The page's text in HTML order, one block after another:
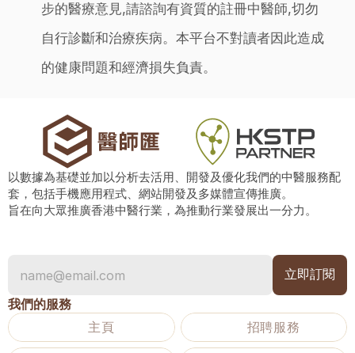
步的醫療意見,請諮詢有資質的註冊中醫師,切勿
自行診斷和治療疾病。本平台不對讀者因此造成
的健康問題和經濟損失負責。
以數據為基礎並加以分析去活用、開發及優化我們的中醫服務配
套，包括手機應用程式、網站開發及多媒體宣傳推廣。
旨在向大眾推廣香港中醫行業，為推動行業發展出一分力。
我們的服務
主頁
招聘服務